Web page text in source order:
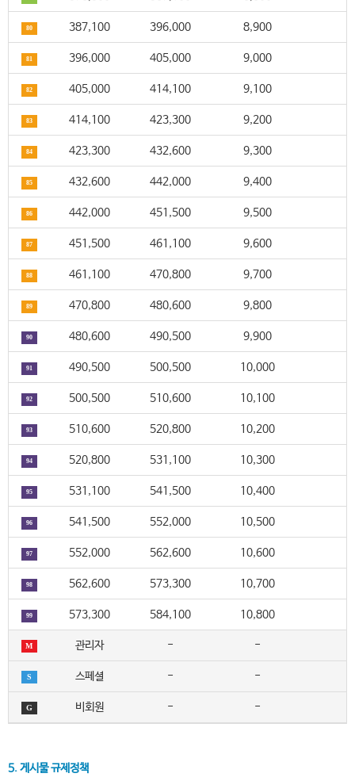
80 387,100 396,000 8,900
81 396,000 405,000 9,000
82 405,000 414,100 9,100
83 414,100 423,300 9,200
84 423,300 432,600 9,300
85 432,600 442,000 9,400
86 442,000 451,500 9,500
87 451,500 461,100 9,600
88 461,100 470,800 9,700
89 470,800 480,600 9,800
90 480,600 490,500 9,900
91 490,500 500,500 10,000
92 500,500 510,600 10,100
93 510,600 520,800 10,200
94 520,800 531,100 10,300
95 531,100 541,500 10,400
96 541,500 552,000 10,500
97 552,000 562,600 10,600
98 562,600 573,300 10,700
99 573,300 584,100 10,800
M 관리자 - -
S 스페셜 - -
G 비회원 - -
5. 게시물 규제정책